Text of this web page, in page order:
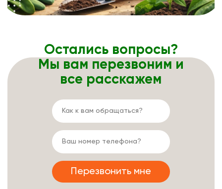
Остались вопросы?
Мы вам перезвоним и
все расскажем